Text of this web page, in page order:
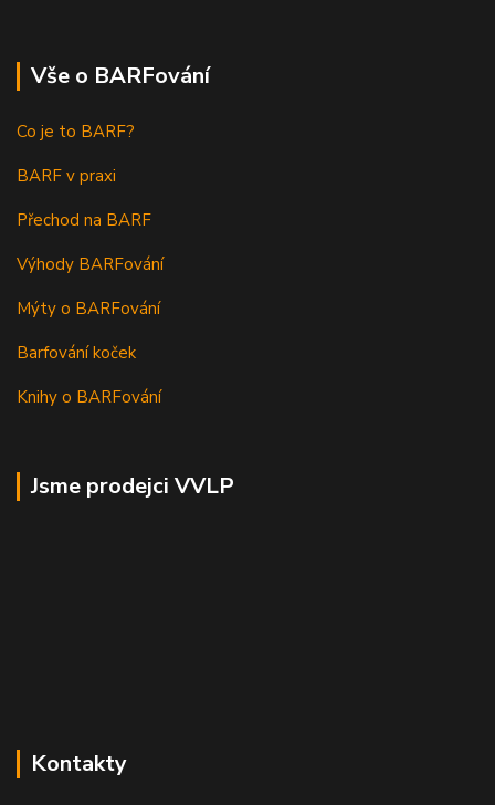
Vše o BARFování
Co je to BARF?
BARF v praxi
Přechod na BARF
Výhody BARFování
Mýty o BARFování
Barfování koček
Knihy o BARFování
Jsme prodejci VVLP
Kontakty